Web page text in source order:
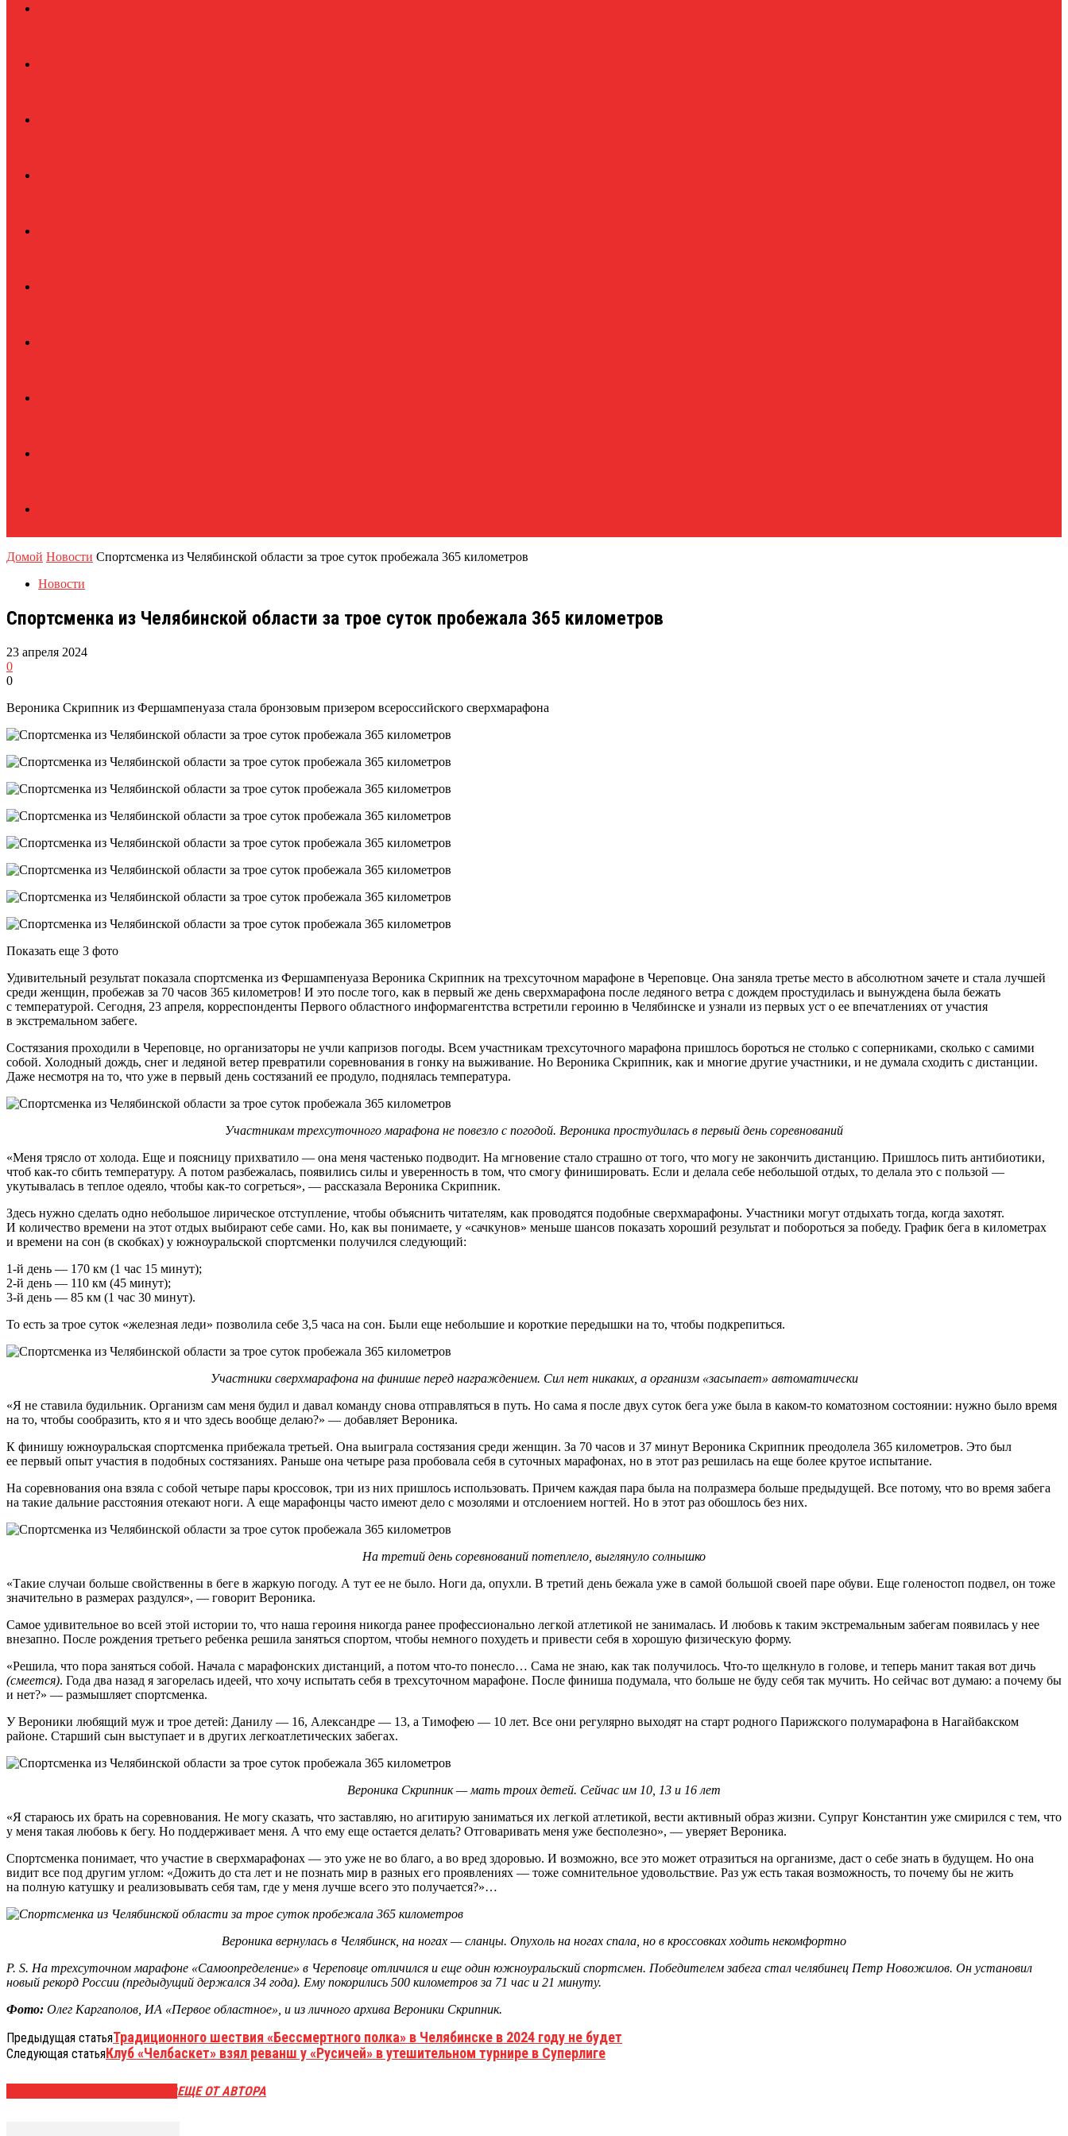
Домой Новости Спортсменка из Челябинской области за трое суток пробежала 365 километров
Новости
Спортсменка из Челябинской области за трое суток пробежала 365 километров
23 апреля 2024
0
0
Вероника Скрипник из Фершампенуаза стала бронзовым призером всероссийского сверхмарафона
Показать еще 3 фото
Удивительный результат показала спортсменка из Фершампенуаза Вероника Скрипник на трехсуточном марафоне в Череповце. Она заняла третье место в абсолютном зачете и стала лучшей
среди женщин, пробежав за 70 часов 365 километров! И это после того, как в первый же день сверхмарафона после ледяного ветра с дождем простудилась и вынуждена была бежать
с температурой. Сегодня, 23 апреля, корреспонденты Первого областного информагентства встретили героиню в Челябинске и узнали из первых уст о ее впечатлениях от участия
в экстремальном забеге.
Состязания проходили в Череповце, но организаторы не учли капризов погоды. Всем участникам трехсуточного марафона пришлось бороться не столько с соперниками, сколько с самими
собой. Холодный дождь, снег и ледяной ветер превратили соревнования в гонку на выживание. Но Вероника Скрипник, как и многие другие участники, и не думала сходить с дистанции.
Даже несмотря на то, что уже в первый день состязаний ее продуло, поднялась температура.
Участникам трехсуточного марафона не повезло с погодой. Вероника простудилась в первый день соревнований
«Меня трясло от холода. Еще и поясницу прихватило — она меня частенько подводит. На мгновение стало страшно от того, что могу не закончить дистанцию. Пришлось пить антибиотики,
чтоб как-то сбить температуру. А потом разбежалась, появились силы и уверенность в том, что смогу финишировать. Если и делала себе небольшой отдых, то делала это с пользой —
укутывалась в теплое одеяло, чтобы как-то согреться», — рассказала Вероника Скрипник.
Здесь нужно сделать одно небольшое лирическое отступление, чтобы объяснить читателям, как проводятся подобные сверхмарафоны. Участники могут отдыхать тогда, когда захотят.
И количество времени на этот отдых выбирают себе сами. Но, как вы понимаете, у «сачкунов» меньше шансов показать хороший результат и побороться за победу. График бега в километрах
и времени на сон (в скобках) у южноуральской спортсменки получился следующий:
1-й день — 170 км (1 час 15 минут);
2-й день — 110 км (45 минут);
3-й день — 85 км (1 час 30 минут).
То есть за трое суток «железная леди» позволила себе 3,5 часа на сон. Были еще небольшие и короткие передышки на то, чтобы подкрепиться.
Участники сверхмарафона на финише перед награждением. Сил нет никаких, а организм «засыпает» автоматически
«Я не ставила будильник. Организм сам меня будил и давал команду снова отправляться в путь. Но сама я после двух суток бега уже была в каком-то коматозном состоянии: нужно было время
на то, чтобы сообразить, кто я и что здесь вообще делаю?» — добавляет Вероника.
К финишу южноуральская спортсменка прибежала третьей. Она выиграла состязания среди женщин. За 70 часов и 37 минут Вероника Скрипник преодолела 365 километров. Это был
ее первый опыт участия в подобных состязаниях. Раньше она четыре раза пробовала себя в суточных марафонах, но в этот раз решилась на еще более крутое испытание.
На соревнования она взяла с собой четыре пары кроссовок, три из них пришлось использовать. Причем каждая пара была на полразмера больше предыдущей. Все потому, что во время забега
на такие дальние расстояния отекают ноги. А еще марафонцы часто имеют дело с мозолями и отслоением ногтей. Но в этот раз обошлось без них.
На третий день соревнований потеплело, выглянуло солнышко
«Такие случаи больше свойственны в беге в жаркую погоду. А тут ее не было. Ноги да, опухли. В третий день бежала уже в самой большой своей паре обуви. Еще голеностоп подвел, он тоже
значительно в размерах раздулся», — говорит Вероника.
Самое удивительное во всей этой истории то, что наша героиня никогда ранее профессионально легкой атлетикой не занималась. И любовь к таким экстремальным забегам появилась у нее
внезапно. После рождения третьего ребенка решила заняться спортом, чтобы немного похудеть и привести себя в хорошую физическую форму.
«Решила, что пора заняться собой. Начала с марафонских дистанций, а потом что-то понесло… Сама не знаю, как так получилось. Что-то щелкнуло в голове, и теперь манит такая вот дичь
(смеется). Года два назад я загорелась идеей, что хочу испытать себя в трехсуточном марафоне. После финиша подумала, что больше не буду себя так мучить. Но сейчас вот думаю: а почему бы
и нет?» — размышляет спортсменка.
У Вероники любящий муж и трое детей: Данилу — 16, Александре — 13, а Тимофею — 10 лет. Все они регулярно выходят на старт родного Парижского полумарафона в Нагайбакском
районе. Старший сын выступает и в других легкоатлетических забегах.
Вероника Скрипник — мать троих детей. Сейчас им 10, 13 и 16 лет
«Я стараюсь их брать на соревнования. Не могу сказать, что заставляю, но агитирую заниматься их легкой атлетикой, вести активный образ жизни. Супруг Константин уже смирился с тем, что
у меня такая любовь к бегу. Но поддерживает меня. А что ему еще остается делать? Отговаривать меня уже бесполезно», — уверяет Вероника.
Спортсменка понимает, что участие в сверхмарафонах — это уже не во благо, а во вред здоровью. И возможно, все это может отразиться на организме, даст о себе знать в будущем. Но она
видит все под другим углом: «Дожить до ста лет и не познать мир в разных его проявлениях — тоже сомнительное удовольствие. Раз уж есть такая возможность, то почему бы не жить
на полную катушку и реализовывать себя там, где у меня лучше всего это получается?»…
Вероника вернулась в Челябинск, на ногах — сланцы. Опухоль на ногах спала, но в кроссовках ходить некомфортно
P. S. На трехсуточном марафоне «Самоопределение» в Череповце отличился и еще один южноуральский спортсмен. Победителем забега стал челябинец Петр Новожилов. Он установил
новый рекорд России (предыдущий держался 34 года). Ему покорились 500 километров за 71 час и 21 минуту.
Фото: Олег Каргаполов, ИА «Первое областное», и из личного архива Вероники Скрипник.
Предыдущая статьяТрадиционного шествия «Бессмертного полка» в Челябинске в 2024 году не будет
Следующая статьяКлуб «Челбаскет» взял реванш у «Русичей» в утешительном турнире в Суперлиге
ЕЩЕ ОТ АВТОРА